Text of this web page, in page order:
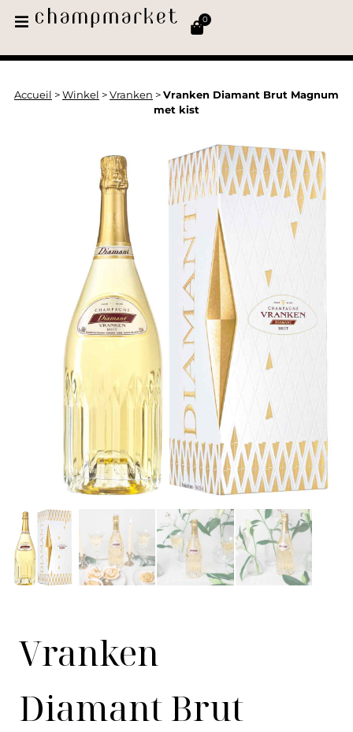
0
Accueil > Winkel > Vranken > Vranken Diamant Brut Magnum
met kist
Vranken
Diamant Brut